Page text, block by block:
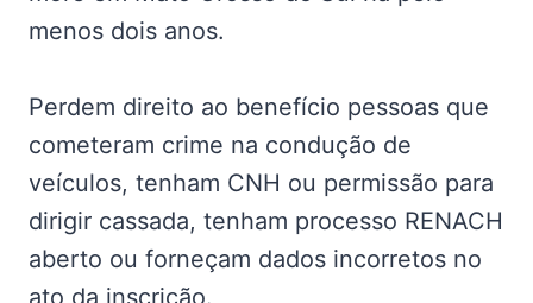
menos dois anos.
Perdem direito ao benefício pessoas que
cometeram crime na condução de
veículos, tenham CNH ou permissão para
dirigir cassada, tenham processo RENACH
aberto ou forneçam dados incorretos no
ato da inscrição.